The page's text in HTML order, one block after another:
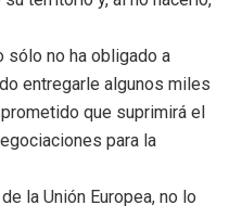
sólo no ha obligado a
entregarle algunos miles
que suprimirá el
para la
la Unión Europea, no lo